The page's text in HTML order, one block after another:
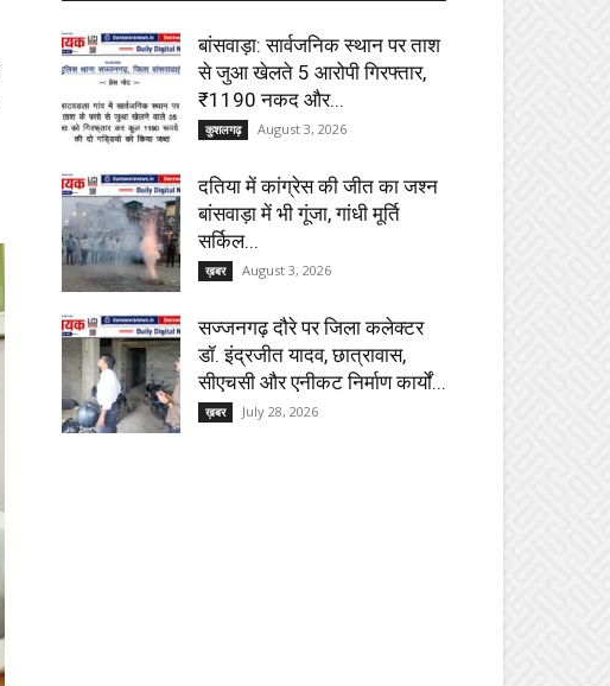
बांसवाड़ा: सार्वजनिक स्थान पर ताश
से जुआ खेलते 5 आरोपी गिरफ्तार,
₹1190 नकद और...
कुशलगढ़ August 3, 2026
दतिया में कांग्रेस की जीत का जश्न
बांसवाड़ा में भी गूंजा, गांधी मूर्ति
सर्किल...
ख़बर August 3, 2026
सज्जनगढ़ दौरे पर जिला कलेक्टर
डॉ. इंद्रजीत यादव, छात्रावास,
सीएचसी और एनीकट निर्माण कार्यों...
ख़बर July 28, 2026